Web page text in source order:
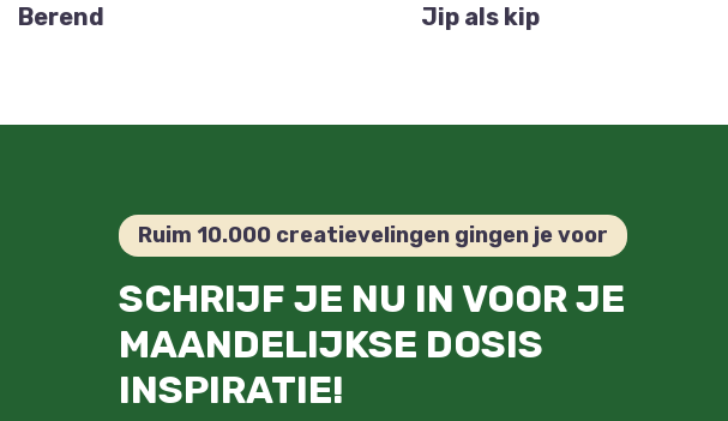
Berend
Jip als kip
Ruim 10.000 creatievelingen gingen je voor
SCHRIJF JE NU IN VOOR JE
MAANDELIJKSE DOSIS
INSPIRATIE!